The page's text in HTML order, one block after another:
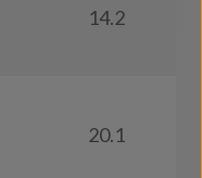
14.2
20.1